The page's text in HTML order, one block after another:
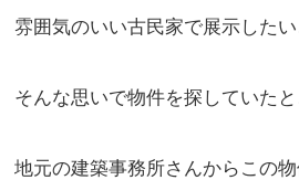
雰囲気のいい古民家で展示した
そんな思いで物件を探していたと
地元の建築事務所さんからこの